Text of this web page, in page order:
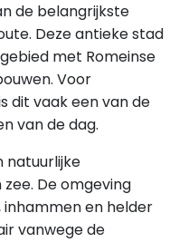
de belangrijkste
Deze antieke stad
met Romeinse
Voor
dit vaak een van de
van de dag.
natuurlijke
De omgeving
en helder
vanwege de